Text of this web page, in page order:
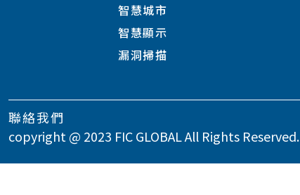
智慧城市
智慧顯示
漏洞掃描
聯絡我們
copyright @ 2023 FIC GLOBAL All Rights Reserved.